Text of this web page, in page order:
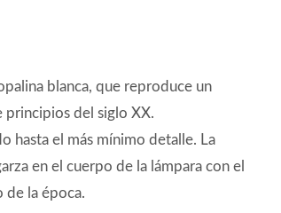
blanca, que reproduce un
del siglo XX.
hasta el más mínimo detalle. La
en el cuerpo de la lámpara con el
de la época.